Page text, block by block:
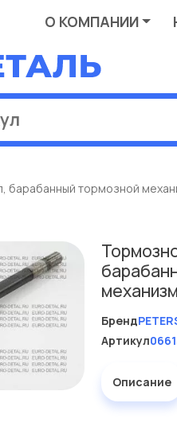
О КОМПАНИИ
барабанный тормозной
механизм
Бренд
Артикул
Описание